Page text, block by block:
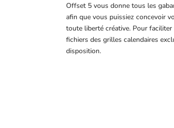
Offset 5 vous donne tous les
afin que vous puissiez concevoir
toute liberté créative. Pour
fichiers des grilles calendaires
disposition.